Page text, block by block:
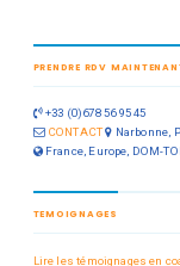
PRENDRE RDV
+33 (0)678 56 95 45
CONTACT
Narbonne,
France, Europe, DOM-
TEMOIGNAGES
Lire les témoignages en